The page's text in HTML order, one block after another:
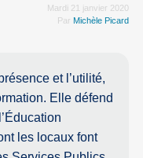
Mardi 21 janvier 2020
Par Michèle Picard
et l’utilité,
Elle défend
les locaux font